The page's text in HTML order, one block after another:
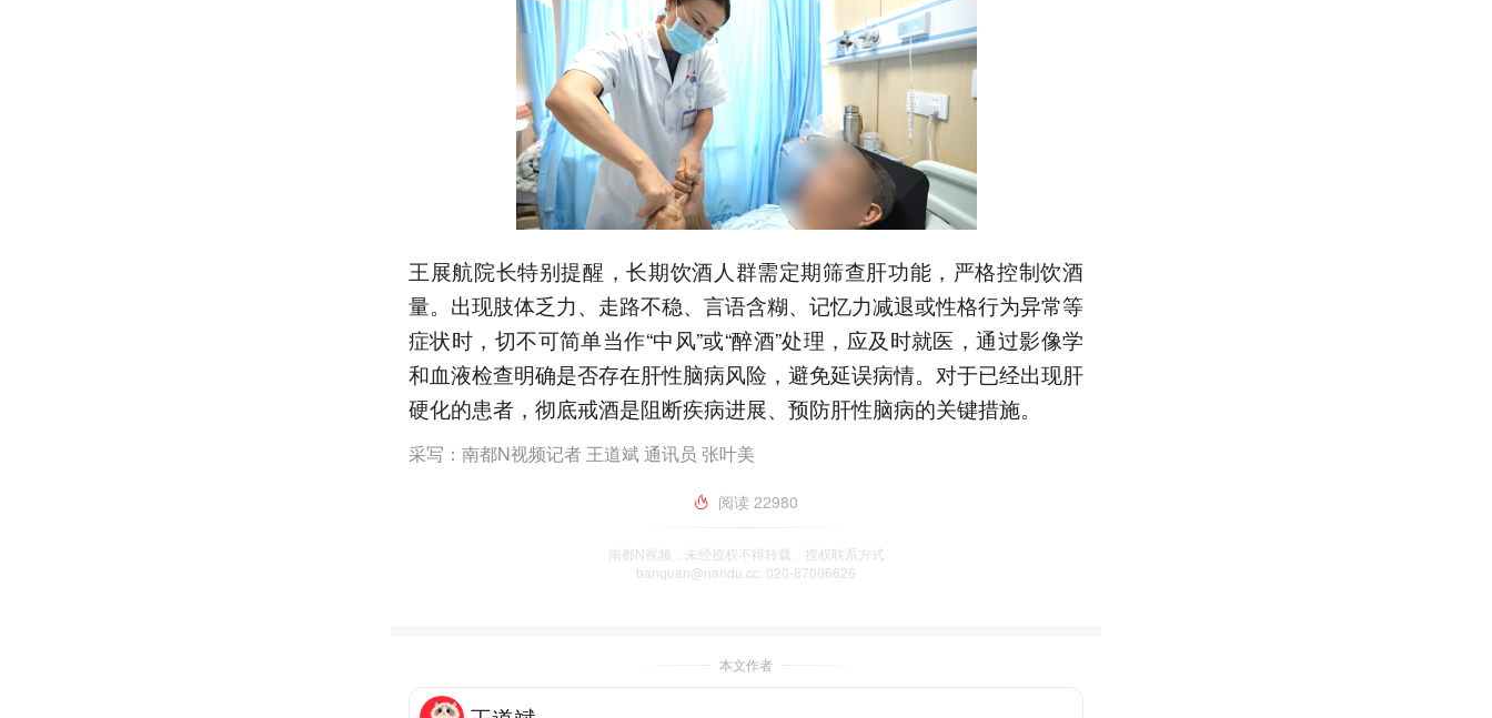
王展航院长特别提醒，长期饮酒人群需定期筛查肝功能，严格控制饮酒
量。出现肢体乏力、走路不稳、言语含糊、记忆力减退或性格行为异常等
症状时，切不可简单当作“中风”或“醉酒”处理，应及时就医，通过影像学
和血液检查明确是否存在肝性脑病风险，避免延误病情。对于已经出现肝
硬化的患者，彻底戒酒是阻断疾病进展、预防肝性脑病的关键措施。
采写：南都N视频记者 王道斌 通讯员 张叶美
阅读 22980
南都N视频，未经授权不得转载、授权联系方式
banquan@nandu.cc. 020-87006626
本文作者